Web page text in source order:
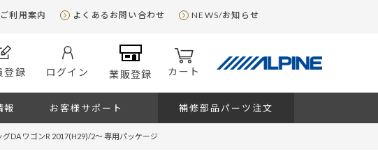
ご利用案内 よくあるお問い合わせ NEWS/お知らせ
登録 ログイン 業販登録 カート
報 お客様サポート 補修部品パーツ注文
DA ワゴンR 2017(H29)/2～ 専用パッケージ